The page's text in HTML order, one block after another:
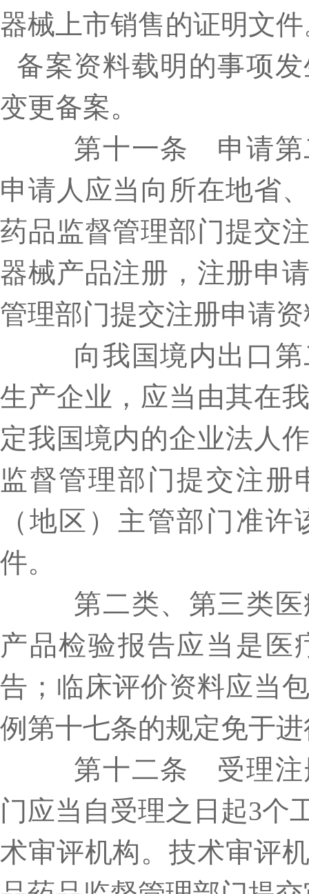
器械上市销售的证明文
备案资料载明的事项
变更备案。
第十一条 申请第二
申请人应当向所在地省
药品监督管理部门提交
器械产品注册，注册申
管理部门提交注册申请
向我国境内出口第
生产企业，应当由其在
定我国境内的企业法人
监督管理部门提交注册
（地区）主管部门准
件。
第二类、第三类医
产品检验报告应当是医
告；临床评价资料应当
例第十七条的规定免于
第十二条 受理注册
门应当自受理之日起3个
术审评机构。技术审评